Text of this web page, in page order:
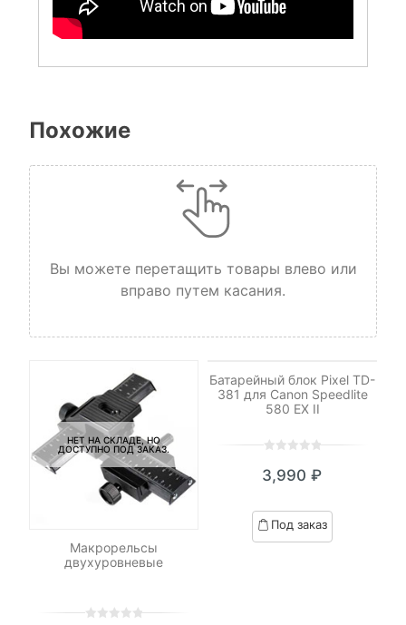
Похожие
Вы можете перетащить товары влево или
вправо путем касания.
НЕТ НА СКЛАДЕ, НО
ДОСТУПНО ПОД ЗАКАЗ.
Макрорельсы
двухуровневые
Батарейный блок Pixel TD-
381 для Canon Speedlite
580 EX II
out
based
on
3,990 ₽
Под заказ